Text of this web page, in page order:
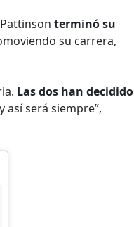
terminó su
su carrera,
Las dos han decidido
así será siempre”,